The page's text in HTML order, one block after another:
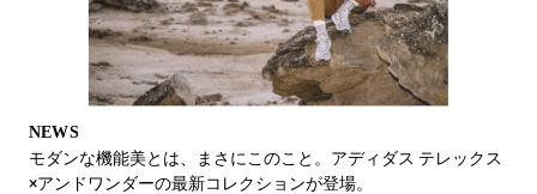
NEWS
モダンな機能美とは、まさにこのこと。アディダス テレックス
×アンドワンダーの最新コレクションが登場。